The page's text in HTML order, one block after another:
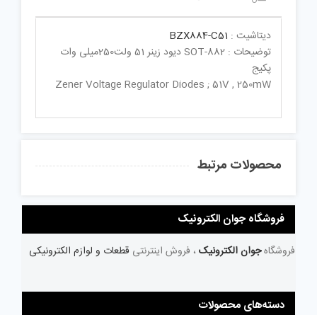
دیتاشیت : BZX884-C51
توضیحات : SOT-882 دیود زینر 51 ولت250میلی وات
پکیج
Zener Voltage Regulator Diodes ; 51V , 250mW
محصولات مرتبط
فروشگاه جوان الکترونیک
فروشگاهجوان الکترونیک ، فروش اینترنتی قطعات و لوازم الکترونیکی
دسته‌های محصولات